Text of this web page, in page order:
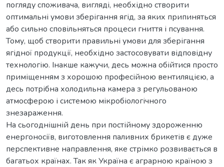
погляду споживача, вигляді, необхідно створити
оптимальні умови зберігання ягід, за яких припиняться
або сильно сповільняться процеси гниття і псування.
Тому, щоб створити правильні умови для зберігання
ягідної продукції, необхідно застосовувати відповідну
технологію. Інакше кажучи, десь можна обійтися просто
приміщенням з хорошою професійною вентиляцією, а
десь потрібна холодильна камера з регульованою
атмосферою і системою мікробіологічного
знезараження.
На сьогоднішній день при постійному здороженню
енергоносіїв, виготовлення паливних брикетів є дуже
перспективне направлення, яке стрімко розвивається в
багатьох країнах. Так як Україна є аграрною країною з